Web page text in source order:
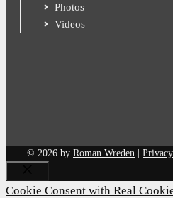
Photos
Videos
© 2026 by Roman Wreden Privacy
Close
Cookie Consent with Real